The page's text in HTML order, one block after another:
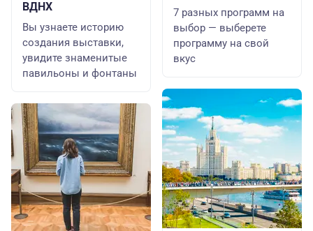
ВДНХ
Вы узнаете историю
создания выставки,
увидите знаменитые
павильоны и фонтаны
7 разных программ на
выбор — выберете
программу на свой
вкус